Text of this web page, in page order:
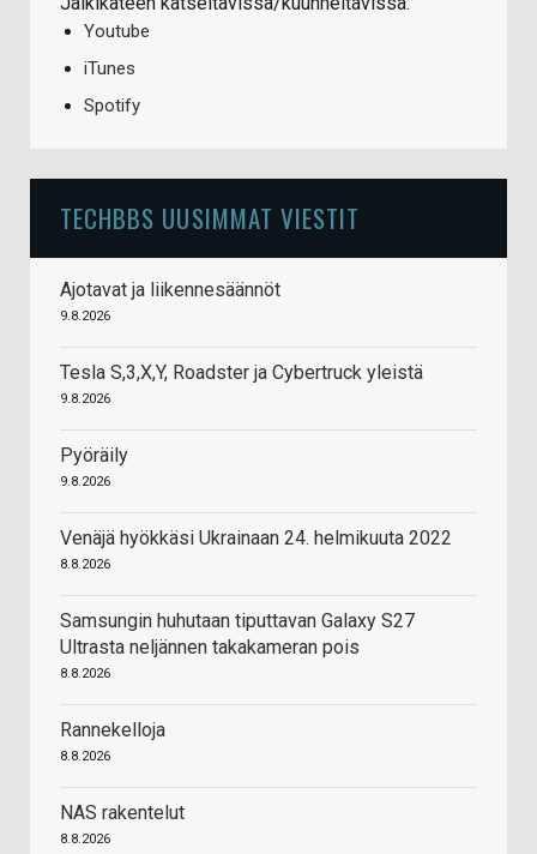
Youtube
iTunes
Spotify
TECHBBS UUSIMMAT VIESTIT
Ajotavat ja liikennesäännöt
9.8.2026
Tesla S,3,X,Y, Roadster ja Cybertruck yleistä
9.8.2026
Pyöräily
9.8.2026
Venäjä hyökkäsi Ukrainaan 24. helmikuuta 2022
8.8.2026
Samsungin huhutaan tiputtavan Galaxy S27
Ultrasta neljännen takakameran pois
8.8.2026
Rannekelloja
8.8.2026
NAS rakentelut
8.8.2026